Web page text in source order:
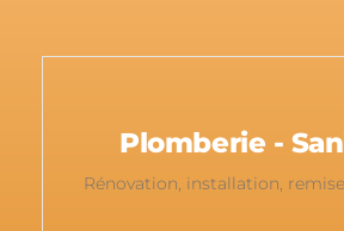
Plomberie -
Rénovation, installation,